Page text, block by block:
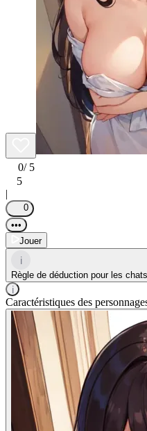
0/ 5
5
|
0
•••
Jouer
i
Règle de déduction pour les chats
i
Caractéristiques des